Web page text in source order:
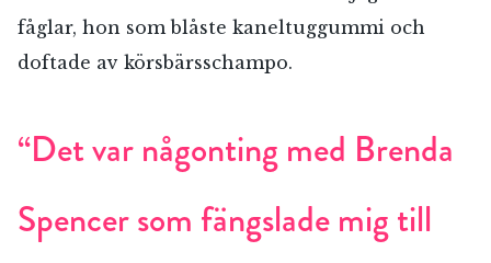
fåglar, hon som blåste kaneltuggummi och
doftade av körsbärsschampo.
“Det var någonting med Brenda
Spencer som fängslade mig till